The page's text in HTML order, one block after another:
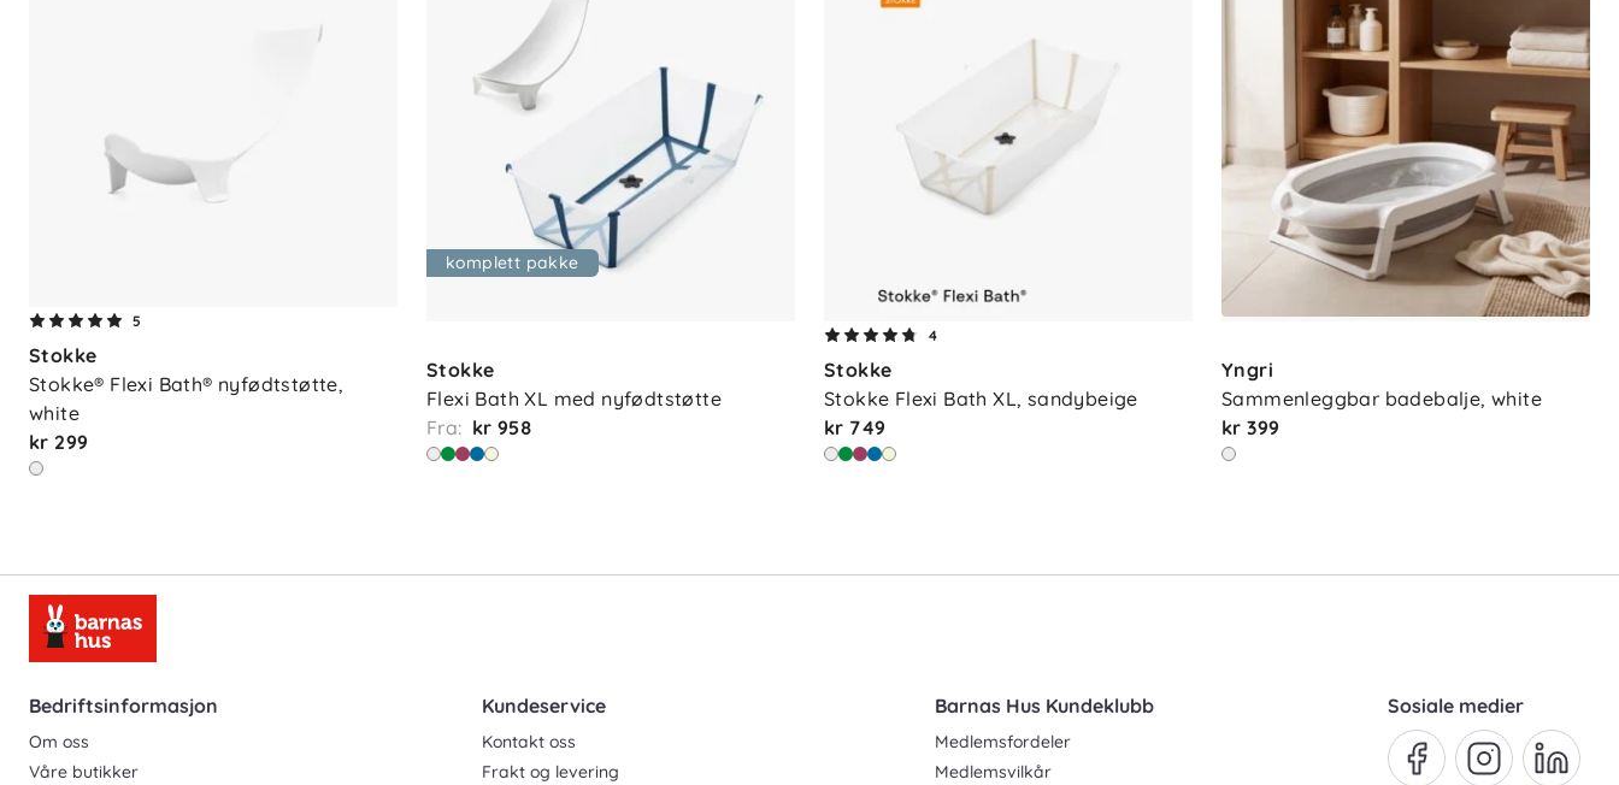
5
Stokke
Stokke® Flexi Bath® nyfødtstøtte,
white
kr 299
komplett pakke
Stokke
Flexi Bath XL med nyfødtstøtte
Fra: kr 958
4
Stokke
Stokke Flexi Bath XL, sandybeige
kr 749
Yngri
Sammenleggbar badebalje, white
kr 399
Bedriftsinformasjon
Om oss
Våre butikker
Kundeservice
Kontakt oss
Frakt og levering
Barnas Hus Kundeklubb
Medlemsfordeler
Medlemsvilkår
Sosiale medier